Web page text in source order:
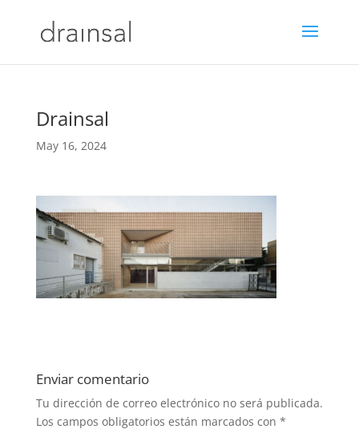
Drainsal
May 16, 2024
Enviar comentario
Tu dirección de correo electrónico no será publicada.
Los campos obligatorios están marcados con *